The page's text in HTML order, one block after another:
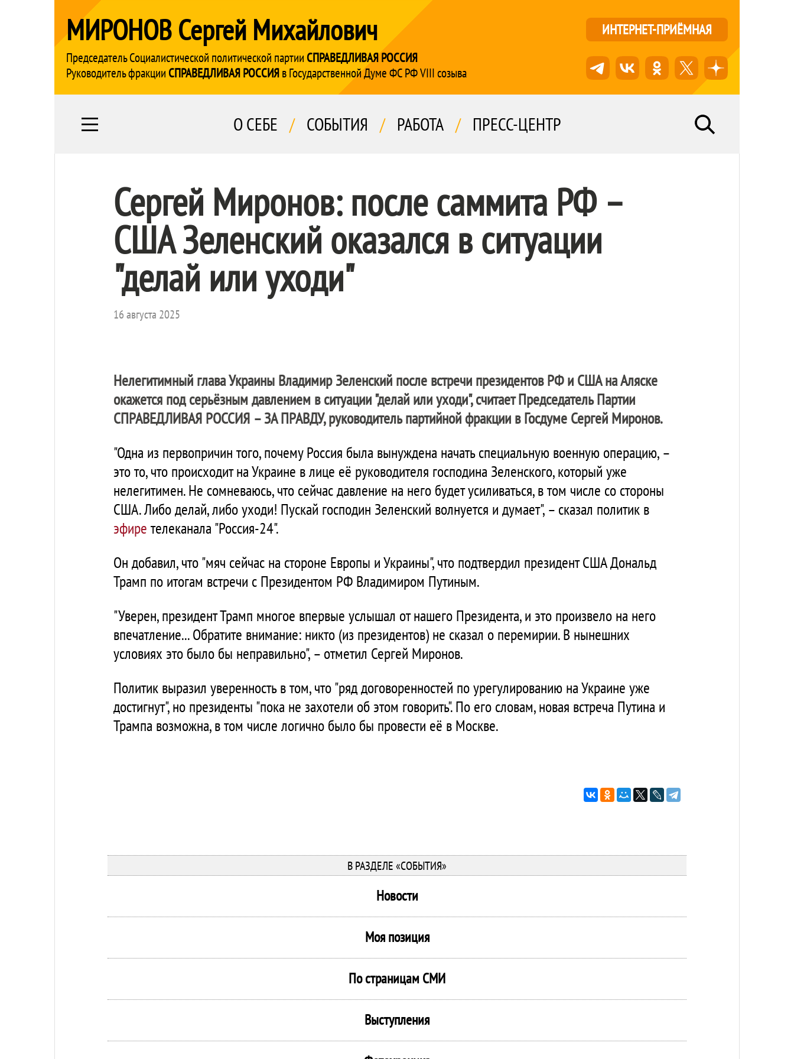
МИРОНОВ Сергей Михайлович
Председатель Социалистической политической партии СПРАВЕДЛИВАЯ РОССИЯ
Руководитель фракции СПРАВЕДЛИВАЯ РОССИЯв Государственной Думе ФС РФ VIII созыва
ИНТЕРНЕТ-ПРИЁМНАЯ
О СЕБЕ / СОБЫТИЯ / РАБОТА / ПРЕСС-ЦЕНТР
Сергей Миронов: после саммита РФ –
США Зеленский оказался в ситуации
"делай или уходи"
16 августа 2025
Нелегитимный глава Украины Владимир Зеленский после встречи президентов РФ и США на Аляске
окажется под серьёзным давлением в ситуации "делай или уходи", считает Председатель Партии
СПРАВЕДЛИВАЯ РОССИЯ – ЗА ПРАВДУ, руководитель партийной фракции в Госдуме Сергей Миронов.
"Одна из первопричин того, почему Россия была вынуждена начать специальную военную операцию, –
это то, что происходит на Украине в лице её руководителя господина Зеленского, который уже
нелегитимен. Не сомневаюсь, что сейчас давление на него будет усиливаться, в том числе со стороны
США. Либо делай, либо уходи! Пускай господин Зеленский волнуется и думает", – сказал политик в
эфире телеканала "Россия-24".
Он добавил, что "мяч сейчас на стороне Европы и Украины", что подтвердил президент США Дональд
Трамп по итогам встречи с Президентом РФ Владимиром Путиным.
"Уверен, президент Трамп многое впервые услышал от нашего Президента, и это произвело на него
впечатление... Обратите внимание: никто (из президентов) не сказал о перемирии. В нынешних
условиях это было бы неправильно", – отметил Сергей Миронов.
Политик выразил уверенность в том, что "ряд договоренностей по урегулированию на Украине уже
достигнут", но президенты "пока не захотели об этом говорить". По его словам, новая встреча Путина и
Трампа возможна, в том числе логично было бы провести её в Москве.
В РАЗДЕЛЕ «СОБЫТИЯ»
Новости
Моя позиция
По страницам СМИ
Выступления